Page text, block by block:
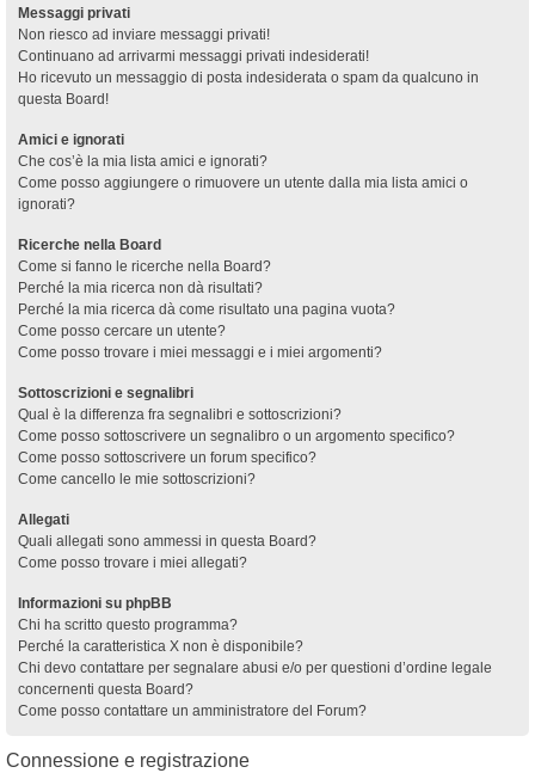
Messaggi privati
Non riesco ad inviare messaggi privati!
Continuano ad arrivarmi messaggi privati indesiderati!
Ho ricevuto un messaggio di posta indesiderata o spam da qualcuno in
questa Board!
Amici e ignorati
Che cos’è la mia lista amici e ignorati?
Come posso aggiungere o rimuovere un utente dalla mia lista amici o
ignorati?
Ricerche nella Board
Come si fanno le ricerche nella Board?
Perché la mia ricerca non dà risultati?
Perché la mia ricerca dà come risultato una pagina vuota?
Come posso cercare un utente?
Come posso trovare i miei messaggi e i miei argomenti?
Sottoscrizioni e segnalibri
Qual è la differenza fra segnalibri e sottoscrizioni?
Come posso sottoscrivere un segnalibro o un argomento specifico?
Come posso sottoscrivere un forum specifico?
Come cancello le mie sottoscrizioni?
Allegati
Quali allegati sono ammessi in questa Board?
Come posso trovare i miei allegati?
Informazioni su phpBB
Chi ha scritto questo programma?
Perché la caratteristica X non è disponibile?
Chi devo contattare per segnalare abusi e/o per questioni d’ordine legale
concernenti questa Board?
Come posso contattare un amministratore del Forum?
Connessione e registrazione